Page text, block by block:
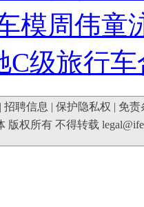
模周伟童
C级旅行
| 招聘信息 | 保护隐私权 | 免责
版权所有 不得转载